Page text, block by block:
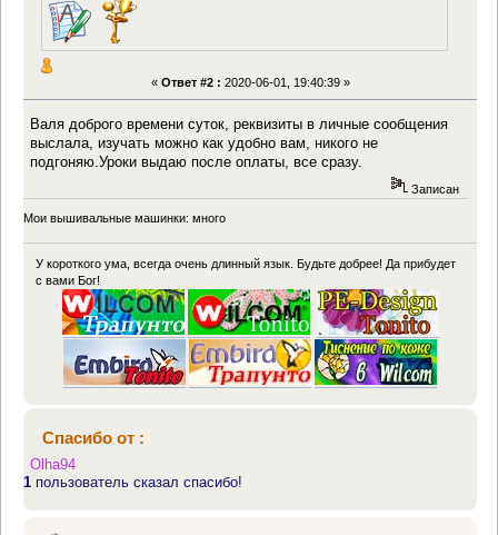
« Ответ #2 : 2020-06-01, 19:40:39 »
Валя доброго времени суток, реквизиты в личные сообщения
выслала, изучать можно как удобно вам, никого не
подгоняю.Уроки выдаю после оплаты, все сразу.
Записан
Мои вышивальные машинки: много
У короткого ума, всегда очень длинный язык. Будьте добрее! Да прибудет
с вами Бог!
Спасибо от :
Olha94
1 пользователь сказал спасибо!